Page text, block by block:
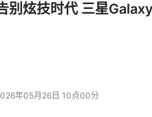
别炫技时代 三星
年05月26日 10点00分